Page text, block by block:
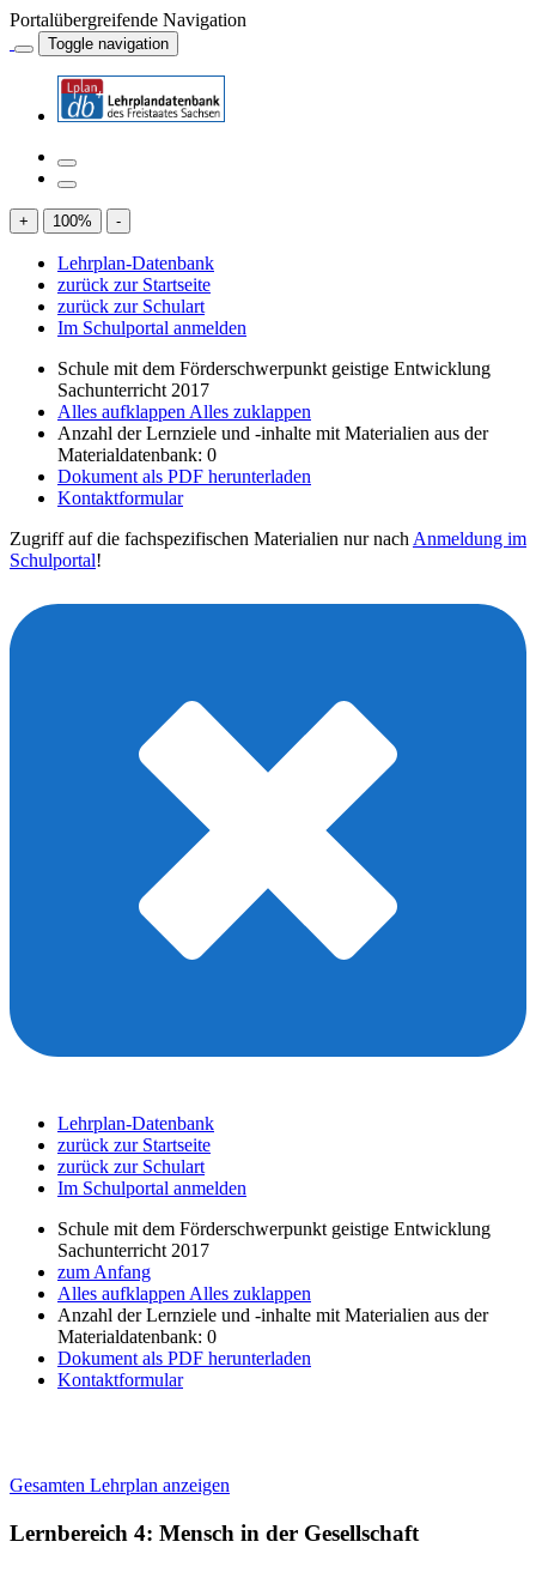
Portalübergreifende Navigation
Toggle navigation
+ 100% -
Lehrplan-Datenbank
zurück zur Startseite
zurück zur Schulart
Im Schulportal anmelden
Schule mit dem Förderschwerpunkt geistige Entwicklung
Sachunterricht 2017
Alles aufklappen Alles zuklappen
Anzahl der Lernziele und -inhalte mit Materialien aus der
Materialdatenbank: 0
Dokument als PDF herunterladen
Kontaktformular
Zugriff auf die fachspezifischen Materialien nur nach Anmeldung im
Schulportal!
Lehrplan-Datenbank
zurück zur Startseite
zurück zur Schulart
Im Schulportal anmelden
Schule mit dem Förderschwerpunkt geistige Entwicklung
Sachunterricht 2017
zum Anfang
Alles aufklappen Alles zuklappen
Anzahl der Lernziele und -inhalte mit Materialien aus der
Materialdatenbank: 0
Dokument als PDF herunterladen
Kontaktformular
Gesamten Lehrplan anzeigen
Lernbereich 4: Mensch in der Gesellschaft